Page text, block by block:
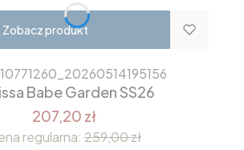
Zobacz produkt
Babe Garden SS26
207,20 zł
regularna: 259,00 zł